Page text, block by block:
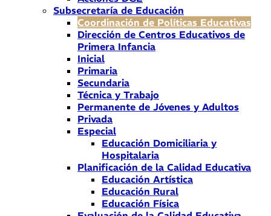
Subsecretaría de Educación
Coordinación de Políticas Educativas
Dirección de Centros Educativos de
Primera Infancia
Inicial
Primaria
Secundaria
Técnica y Trabajo
Permanente de Jóvenes y Adultos
Privada
Especial
Educación Domiciliaria y
Hospitalaria
Planificación de la Calidad Educativa
Educación Artística
Educación Rural
Educación Física